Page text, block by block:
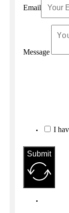
Email
Message
I
Submit